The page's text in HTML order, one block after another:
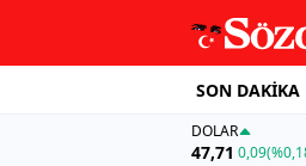
SON DAKİKA
DOLAR
47,71 0,09